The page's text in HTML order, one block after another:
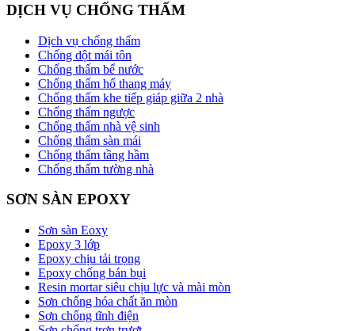
DỊCH VỤ CHỐNG THẤM
Dịch vụ chống thấm
Chống dột mái tôn
Chống thấm bể nước
Chống thấm hố thang máy
Chống thấm khe tiếp giáp giữa 2 nhà
Chống thấm ngược
Chống thấm nhà vệ sinh
Chống thấm sàn mái
Chống thấm tầng hầm
Chống thấm tường nhà
SƠN SÀN EPOXY
Sơn sàn Eoxy
Epoxy 3 lớp
Epoxy chịu tải trọng
Epoxy chống bán bụi
Resin mortar siêu chịu lực và mài mòn
Sơn chống hóa chất ăn mòn
Sơn chống tĩnh điện